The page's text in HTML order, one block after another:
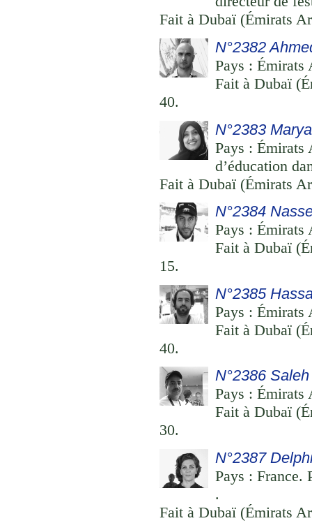
Fait à Dubaï (Émirats
N°2382
Pays : Émirats
Fait à Dubaï
40.
N°2383
Pays : Émirats
d’éducation
Fait à Dubaï (Émirats
N°2384
Pays : Émirats
Fait à Dubaï
15.
N°2385
Pays : Émirats
Fait à Dubaï
40.
N°2386
Pays : Émirats
Fait à Dubaï
30.
N°2387
Pays : France.
.
Fait à Dubaï (Émirats